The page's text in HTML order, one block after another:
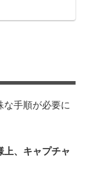
手順が必要に
、キャプチャ